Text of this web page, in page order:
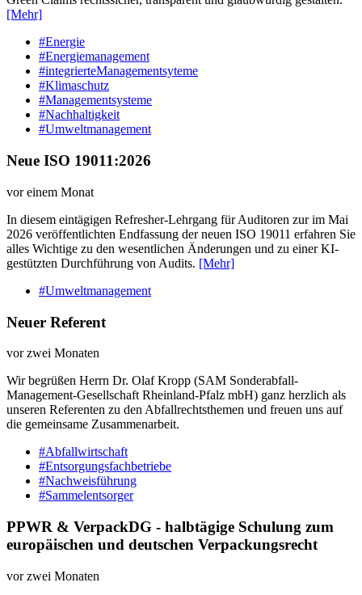
[Mehr]
#Energie
#Energiemanagement
#integrierteManagementsyteme
#Klimaschutz
#Managementsysteme
#Nachhaltigkeit
#Umweltmanagement
Neue ISO 19011:2026
vor einem Monat
In diesem eintägigen Refresher-Lehrgang für Auditoren zur im Mai
2026 veröffentlichten Endfassung der neuen ISO 19011 erfahren Sie
alles Wichtige zu den wesentlichen Änderungen und zu einer KI-
gestützten Durchführung von Audits. [Mehr]
#Umweltmanagement
Neuer Referent
vor zwei Monaten
Wir begrüßen Herrn Dr. Olaf Kropp (SAM Sonderabfall-
Management-Gesellschaft Rheinland-Pfalz mbH) ganz herzlich als
unseren Referenten zu den Abfallrechtsthemen und freuen uns auf
die gemeinsame Zusammenarbeit.
#Abfallwirtschaft
#Entsorgungsfachbetriebe
#Nachweisführung
#Sammelentsorger
PPWR & VerpackDG - halbtägige Schulung zum
europäischen und deutschen Verpackungsrecht
vor zwei Monaten